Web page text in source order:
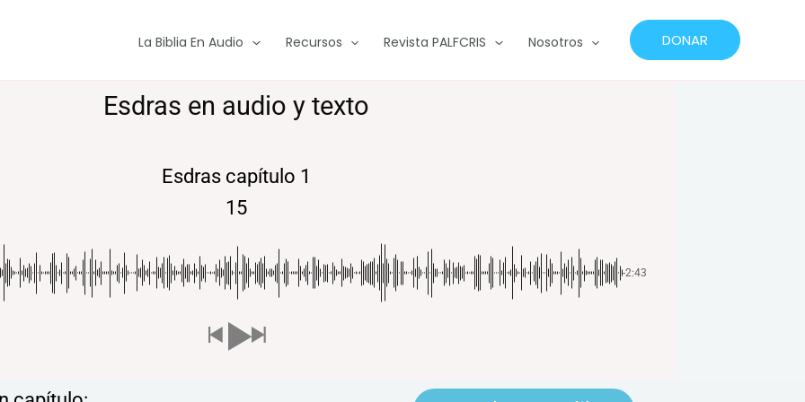
La Biblia En Audio Recursos Revista PALFCRIS Nosotros DONAR
Esdras en audio y texto
Esdras capítulo 1
15
-2:43